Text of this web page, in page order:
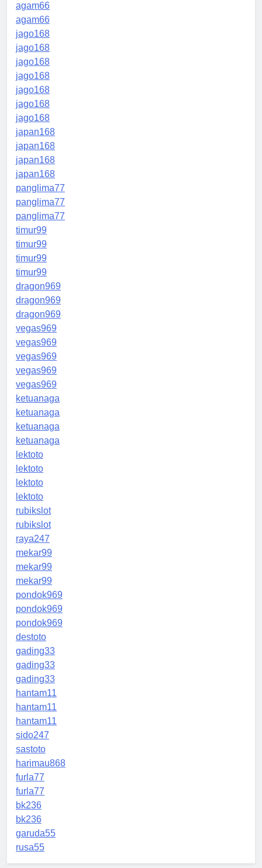
agam66
agam66
jago168
jago168
jago168
jago168
jago168
jago168
jago168
japan168
japan168
japan168
japan168
panglima77
panglima77
panglima77
timur99
timur99
timur99
timur99
dragon969
dragon969
dragon969
vegas969
vegas969
vegas969
vegas969
vegas969
ketuanaga
ketuanaga
ketuanaga
ketuanaga
lektoto
lektoto
lektoto
lektoto
rubikslot
rubikslot
raya247
mekar99
mekar99
mekar99
pondok969
pondok969
pondok969
destoto
gading33
gading33
gading33
hantam11
hantam11
hantam11
sido247
sastoto
harimau868
furla77
furla77
bk236
bk236
garuda55
rusa55